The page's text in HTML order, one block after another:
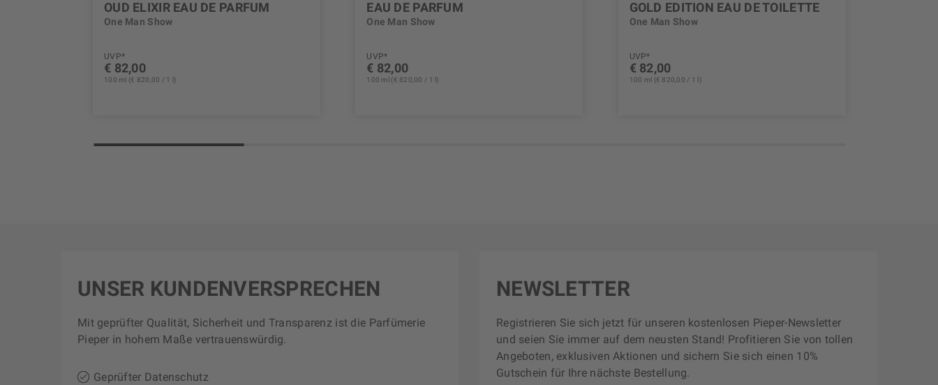
OUD ELIXIR EAU DE PARFUM
One Man Show
UVP*
€ 82,00
100 ml (€ 820,00 / 1 l)
EAU DE PARFUM
One Man Show
UVP*
€ 82,00
100 ml (€ 820,00 / 1 l)
GOLD EDITION EAU DE TOILETTE
One Man Show
UVP*
€ 82,00
100 ml (€ 820,00 / 1 l)
NEWSLETTER
Registrieren Sie sich jetzt für unseren kostenlosen Pieper-Newsletter
und seien Sie immer auf dem neusten Stand! Profitieren Sie von tollen
Angeboten, exklusiven Aktionen und sichern Sie sich einen 10%
Gutschein für Ihre nächste Bestellung.
UNSER KUNDENVERSPRECHEN
Mit geprüfter Qualität, Sicherheit und Transparenz ist die Parfümerie
Pieper in hohem Maße vertrauenswürdig.
Geprüfter Datenschutz